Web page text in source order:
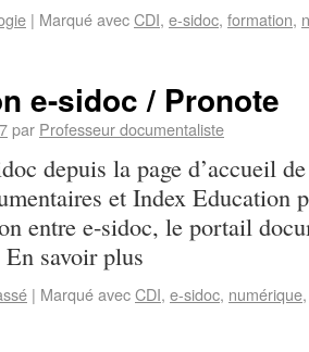
| Marqué avecCDI, e-sidoc, formation,
e-sidoc / Pronote
par Professeur documentaliste
depuis la page d’accueil
et Index Education
entre e-sidoc, le portail
savoir plus
| Marqué avecCDI, e-sidoc, numérique